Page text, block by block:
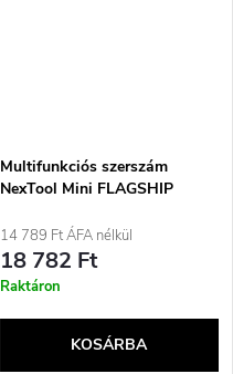
Multifunkciós szerszám
NexTool Mini FLAGSHIP
14 789 Ft ÁFA nélkül
18 782 Ft
Raktáron
KOSÁRBA